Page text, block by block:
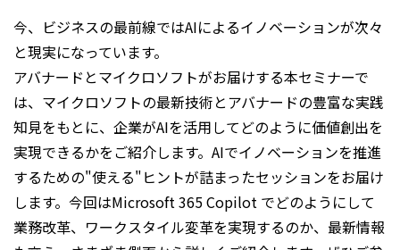
今、ビジネスの最前線ではAIによるイノベーションが次々
と現実になっています。
アバナードとマイクロソフトがお届けする本セミナーで
は、マイクロソフトの最新技術とアバナードの豊富な実践
知見をもとに、企業がAIを活用してどのように価値創出を
実現できるかをご紹介します。AIでイノベーションを推進
するための"使える"ヒントが詰まったセッションをお届け
します。今回はMicrosoft 365 Copilot でどのようにして
業務改革、ワークスタイル変革を実現するのか、最新情報